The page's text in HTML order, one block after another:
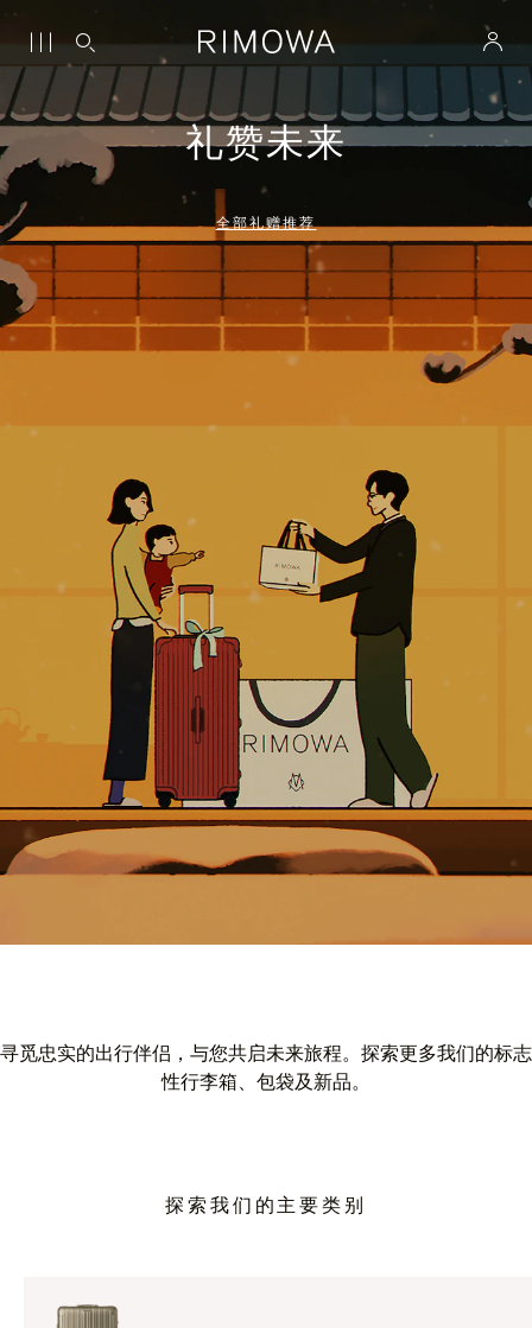
礼赞未来
全部礼赠推荐
寻觅忠实的出行伴侣，与您共启未来旅程。探索更多我们的标志
性行李箱、包袋及新品。
探索我们的主要类别